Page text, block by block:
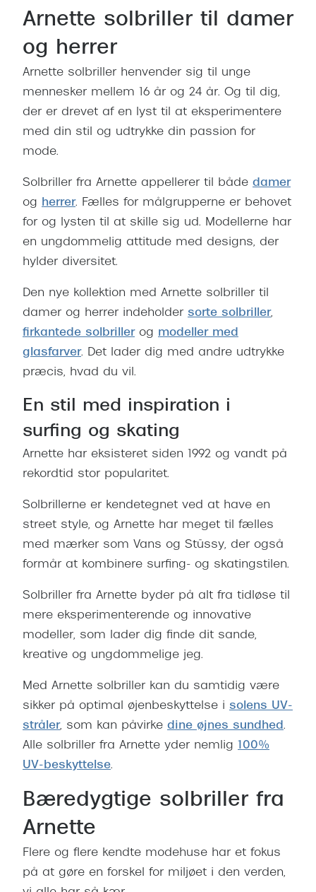
Oakley
Emporio Armani
Hugo Boss
Ralph Lauren
Polo Ralph Lauren
Skaga
Dyrberg/Kern
Armani Exchange
Björn Borg
Eksklusive brillemærker
Gucci
Tom Ford
Moncler
Burberry
Saint Laurent
Versace
Dolce & Gabbana
Persol
Giorgio Armani
Michael Kors
Tiffany & Co.
Form
Cat eye
Runde
Sorte
Arnette solbriller til damer
og herrer
Arnette solbriller henvender sig til unge
mennesker mellem 16 år og 24 år. Og til dig,
der er drevet af en lyst til at eksperimentere
med din stil og udtrykke din passion for
mode.
Solbriller fra Arnette appellerer til både damer
og
herrer. Fælles for målgrupperne er behovet
for og lysten til at skille sig ud. Modellerne har
en ungdommelig attitude med designs, der
hylder diversitet.
Den nye kollektion med Arnette solbriller til
damer og herrer indeholder sorte solbriller,
firkantede solbrillerog modeller med
glasfarver. Det lader dig med andre udtrykke
præcis, hvad du vil.
En stil med inspiration i
surfing og skating
Arnette har eksisteret siden 1992 og vandt på
rekordtid stor popularitet.
Solbrillerne er kendetegnet ved at have en
street style, og Arnette har meget til fælles
med mærker som Vans og Stüssy, der også
formår at kombinere surfing- og skatingstilen.
Solbriller fra Arnette byder på alt fra tidløse til
mere eksperimenterende og innovative
modeller, som lader dig finde dit sande,
kreative og ungdommelige jeg.
Med Arnette solbriller kan du samtidig være
sikker på optimal øjenbeskyttelse i solens UV-
stråler, som kan påvirke dine øjnes sundhed.
Alle solbriller fra Arnette yder nemlig
100%
UV-beskyttelse.
Bæredygtige solbriller fra
Arnette
Flere og flere kendte modehuse har et fokus
på at gøre en forskel for miljøet i den verden,